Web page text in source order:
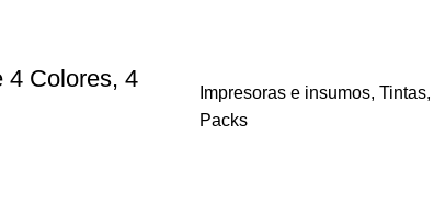
4 Colores, 4
Impresoras e insumos, Tintas,
Packs